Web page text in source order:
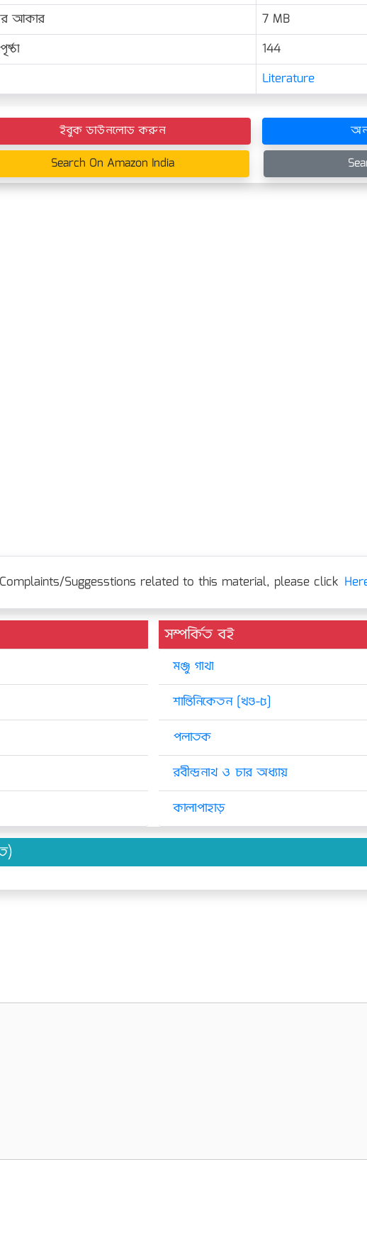
আকার
7 MB
144
Literature
ইবুক ডাউনলোড করুন
Search On Amazon India
Suggesstions related to this material, please click
সম্পর্কিত বই
মঞ্জু গাথা
শান্তিনিকেতন [খণ্ড-৫]
পলাতক
রবীন্দ্রনাথ ও চার অধ্যায়
কালাপাহাড়